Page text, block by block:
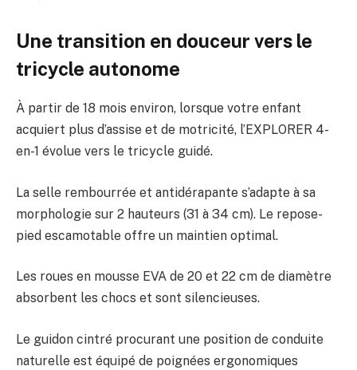
Une transition en douceur vers le
tricycle autonome
À partir de 18 mois environ, lorsque votre enfant
acquiert plus d’assise et de motricité, l’EXPLORER 4-
en-1 évolue vers le tricycle guidé.
La selle rembourrée et antidérapante s’adapte à sa
morphologie sur 2 hauteurs (31 à 34 cm). Le repose-
pied escamotable offre un maintien optimal.
Les roues en mousse EVA de 20 et 22 cm de diamètre
absorbent les chocs et sont silencieuses.
Le guidon cintré procurant une position de conduite
naturelle est équipé de poignées ergonomiques